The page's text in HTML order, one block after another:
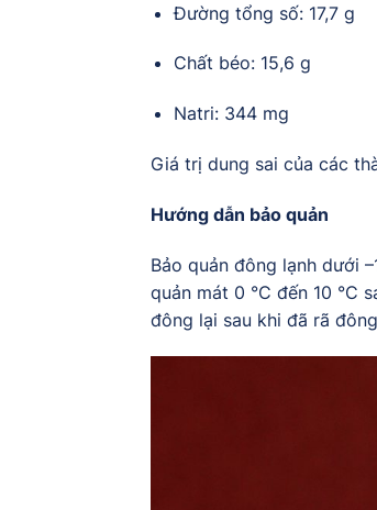
Đường tổng số: 17,7 g
Chất béo: 15,6 g
Natri: 344 mg
Giá trị dung sai của các
Hướng dẫn bảo quản
Bảo quản đông lạnh dưới
quản mát 0 °C đến 10 °C
đông lại sau khi đã rã